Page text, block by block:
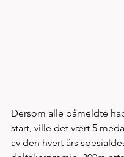
Dersom alle påmeldte
start, ville det vært 5
av den hvert års